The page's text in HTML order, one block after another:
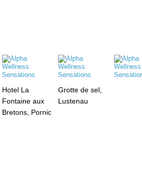
Hotel La
Fontaine aux
Bretons, Pornic
Grotte de sel,
Lustenau